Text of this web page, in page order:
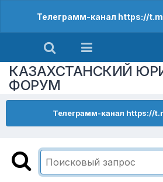
Телеграмм-канал https://
КАЗАХСТАНСКИЙ
ФОРУМ
Телеграмм-канал https://